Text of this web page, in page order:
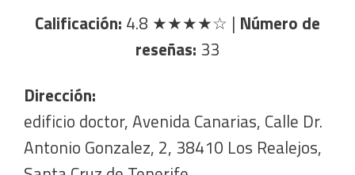
Calificación: 4.8 ★★★★☆ | Número de
reseñas: 33
Dirección:
edificio doctor, Avenida Canarias, Calle Dr.
Antonio Gonzalez, 2, 38410 Los Realejos,